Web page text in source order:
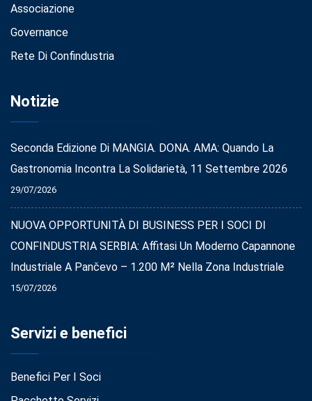
Associazione
Governance
Rete Di Confindustria
Notizie
Seconda Edizione Di MANGIA. DONA. AMA: Quando La
Gastronomia Incontra La Solidarietà, 11 Settembre 2026
29/07/2026
NUOVA OPPORTUNITÀ DI BUSINESS PER I SOCI DI
CONFINDUSTRIA SERBIA: Affitasi Un Moderno Capannone
Industriale A Pančevo – 1.200 M² Nella Zona Industriale
15/07/2026
Servizi e benefici
Benefici Per I Soci